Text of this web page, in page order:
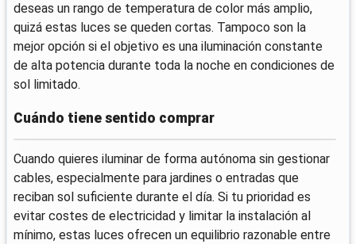
deseas un rango de temperatura de color más amplio,
quizá estas luces se queden cortas. Tampoco son la
mejor opción si el objetivo es una iluminación constante
de alta potencia durante toda la noche en condiciones de
sol limitado.
Cuándo tiene sentido comprar
Cuando quieres iluminar de forma autónoma sin gestionar
cables, especialmente para jardines o entradas que
reciban sol suficiente durante el día. Si tu prioridad es
evitar costes de electricidad y limitar la instalación al
mínimo, estas luces ofrecen un equilibrio razonable entre